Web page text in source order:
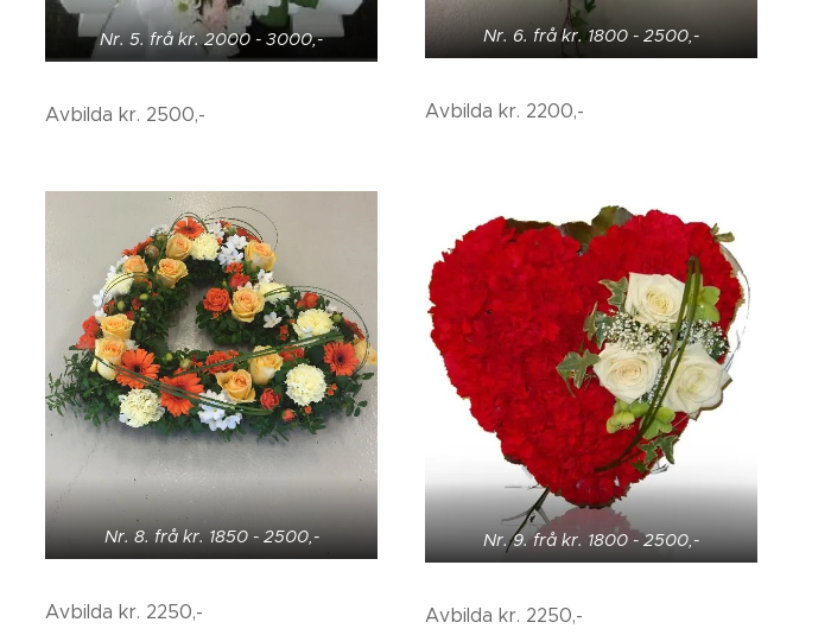
Nr. 5. frå kr. 2000 - 3000,-
Avbilda kr. 2500,-
Nr. 8. frå kr. 1850 - 2500,-
Avbilda kr. 2250,-
Nr. 6. frå kr. 1800 - 2500,-
Avbilda kr. 2200,-
Nr. 9. frå kr. 1800 - 2500,-
Avbilda kr. 2250,-